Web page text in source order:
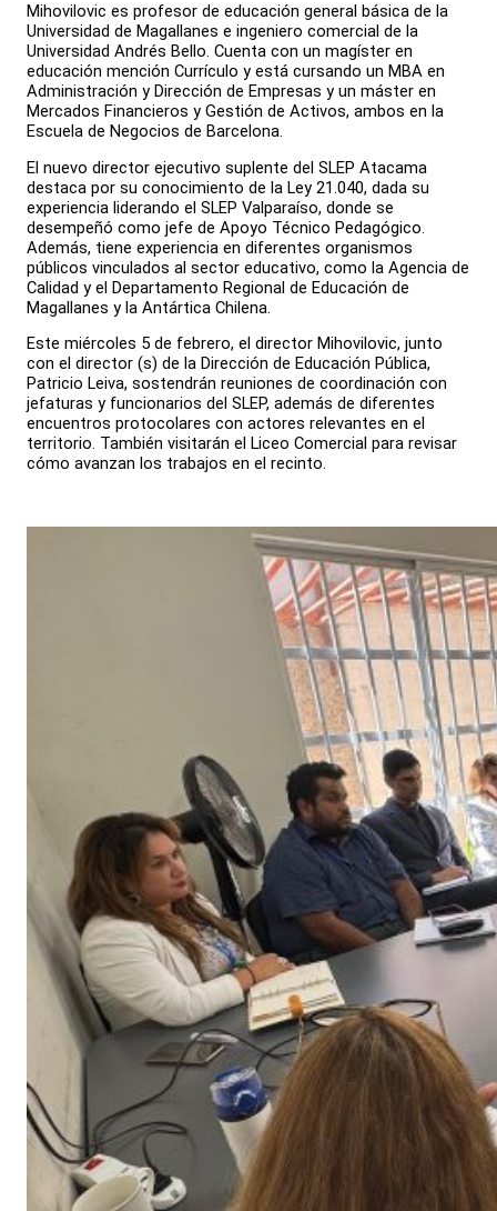
Mihovilovic es profesor de educación general básica de la
Universidad de Magallanes e ingeniero comercial de la
Universidad Andrés Bello. Cuenta con un magíster en
educación mención Currículo y está cursando un MBA en
Administración y Dirección de Empresas y un máster en
Mercados Financieros y Gestión de Activos, ambos en la
Escuela de Negocios de Barcelona.
El nuevo director ejecutivo suplente del SLEP Atacama
destaca por su conocimiento de la Ley 21.040, dada su
experiencia liderando el SLEP Valparaíso, donde se
desempeñó como jefe de Apoyo Técnico Pedagógico.
Además, tiene experiencia en diferentes organismos
públicos vinculados al sector educativo, como la Agencia de
Calidad y el Departamento Regional de Educación de
Magallanes y la Antártica Chilena.
Este miércoles 5 de febrero, el director Mihovilovic, junto
con el director (s) de la Dirección de Educación Pública,
Patricio Leiva, sostendrán reuniones de coordinación con
jefaturas y funcionarios del SLEP, además de diferentes
encuentros protocolares con actores relevantes en el
territorio. También visitarán el Liceo Comercial para revisar
cómo avanzan los trabajos en el recinto.